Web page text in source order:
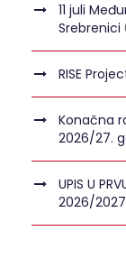
11 juli
Srebrenici
RISE
Konačna
2026/27.
UPIS U
2026/